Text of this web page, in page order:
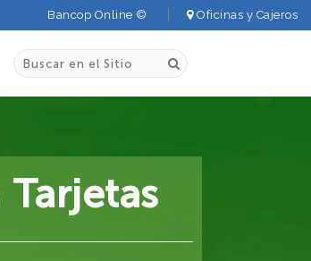
Bancop Online © Oficinas y Cajeros
Tarjetas